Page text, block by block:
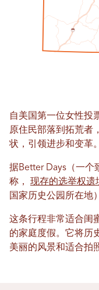
15
自美国第一位女性投
原住民部落到拓荒者
状，引领进步和变革。
据Better Days（一个
称， 现存的选举权遗
国家历史公园所在地
这条行程非常适合闺
的家庭度假。它将历
美丽的风景和适合拍